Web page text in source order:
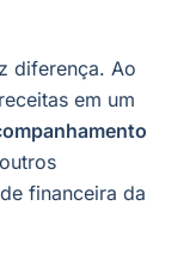
diferença. Ao
em um
financeira da